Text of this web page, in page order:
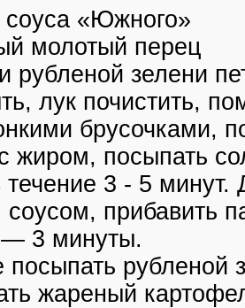
соуса «Южного»
молотый перец
рубленой зелени
лук почистить,
брусочками,
жиром, посыпать
3 - 5 минут.
прибавить
— 3 минуты.
посыпать рубленой
жареный